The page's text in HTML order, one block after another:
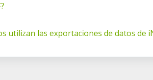
utilizan las exportaciones de datos de